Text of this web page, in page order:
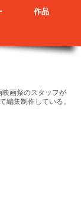
作品
画祭のスタッフが
集制作している。